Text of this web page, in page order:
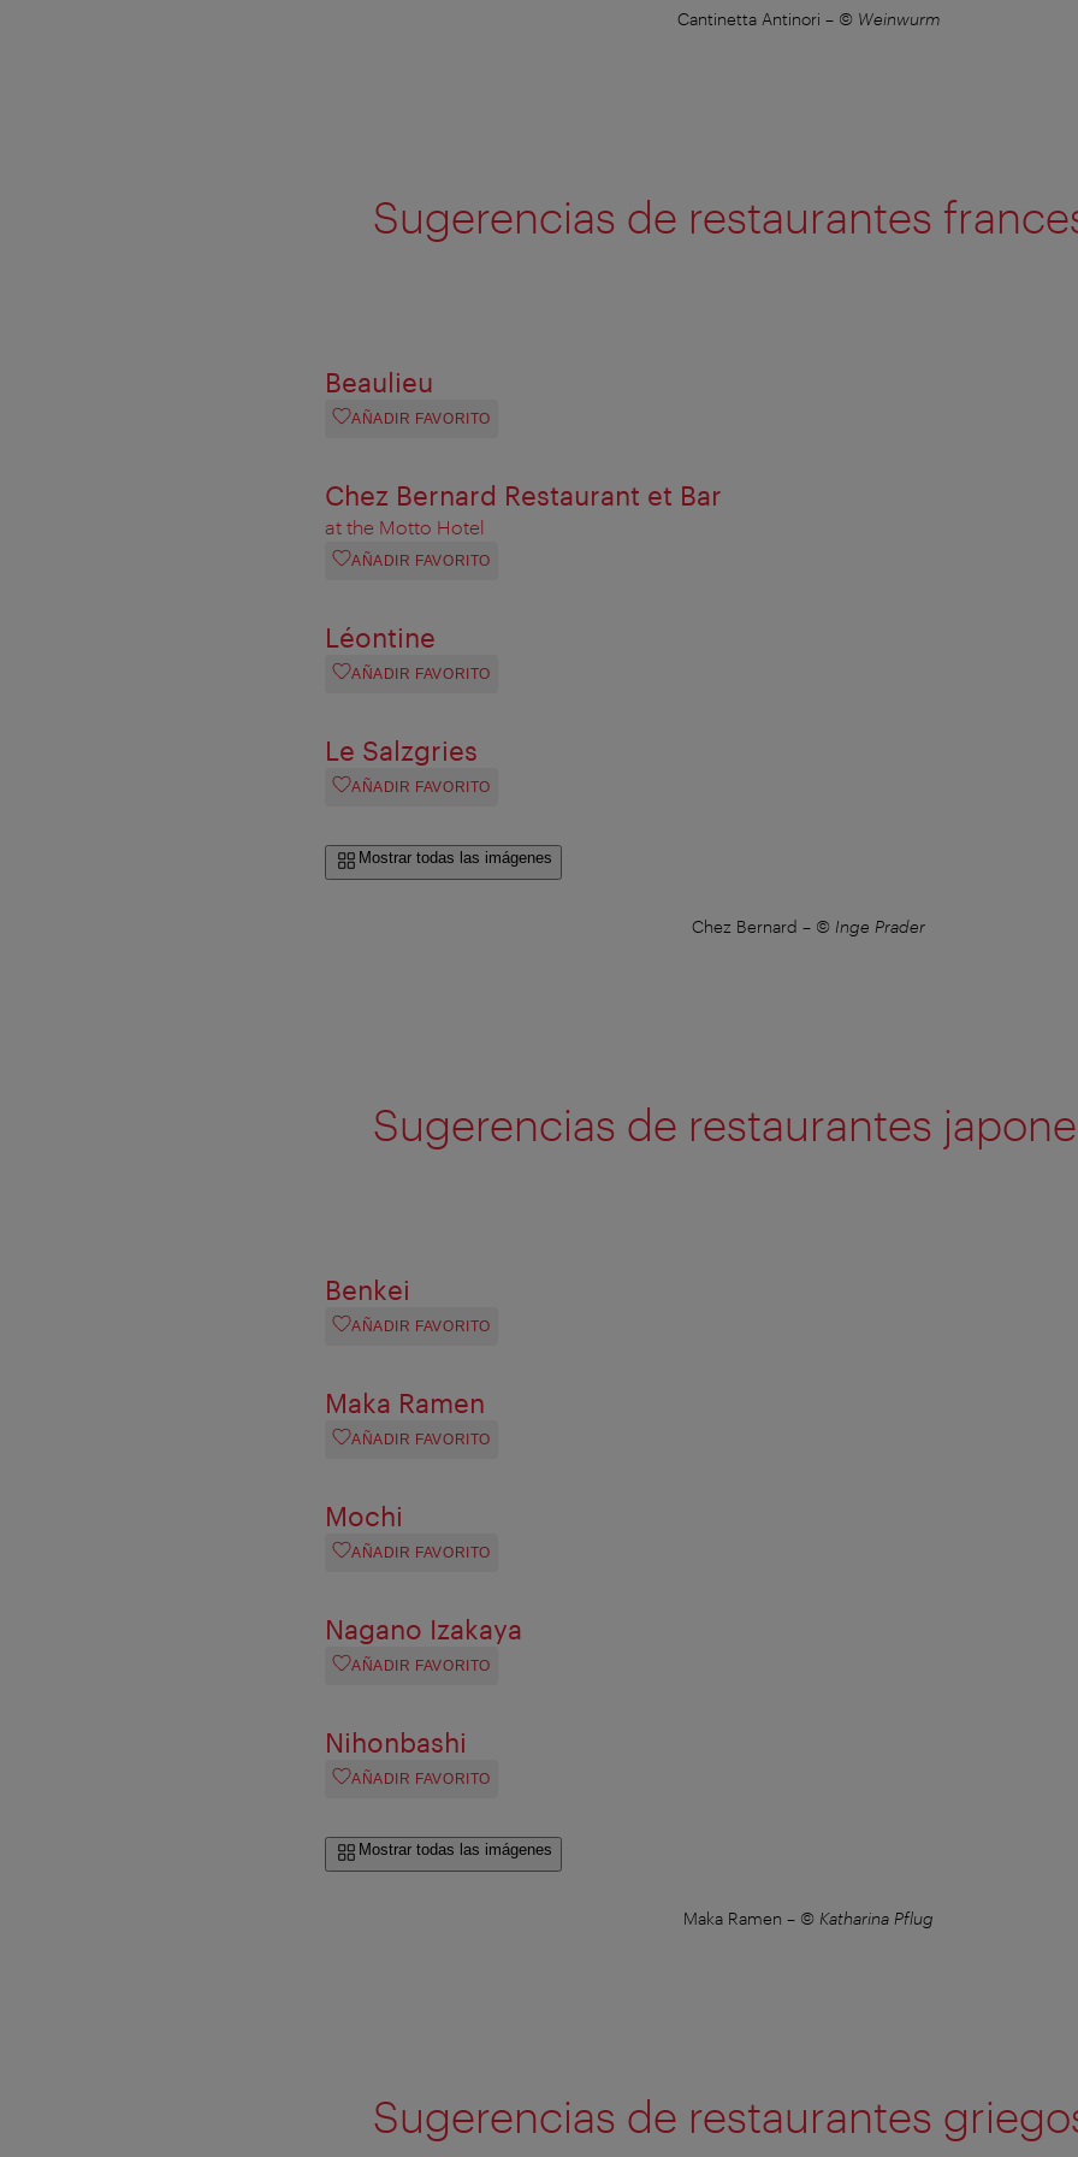
Cantinetta Antinori – © Weinwurm
Sugerencias de restaurantes
Beaulieu
AÑADIR FAVORITO
Chez Bernard Restaurant et Bar
at the Motto Hotel
AÑADIR FAVORITO
Léontine
AÑADIR FAVORITO
Le Salzgries
AÑADIR FAVORITO
Mostrar todas las imágenes
Chez Bernard – © Inge Prader
Sugerencias de restaurantes
Benkei
AÑADIR FAVORITO
Maka Ramen
AÑADIR FAVORITO
Mochi
AÑADIR FAVORITO
Nagano Izakaya
AÑADIR FAVORITO
Nihonbashi
AÑADIR FAVORITO
Mostrar todas las imágenes
Maka Ramen – © Katharina Pflug
Sugerencias de restaurantes